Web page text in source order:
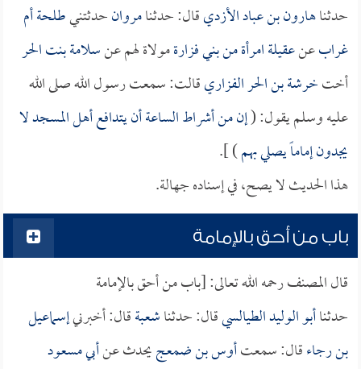
حدثناهارون بن عباد الأزديقال: حدثنامروانحدثتنيطلحة أم
غرابعنعقيلة امرأة من بني فزارةمولاة لهم عنسلامة بنت الحر
أختخرشة بن الحر الفزاريقالت: سمعت رسول الله صلى الله
عليه وسلم يقول: (إن من أشراط الساعة أن يتدافع أهل المسجد لا
يجدون إماماً يصلي بهم) ].
هذا الحديث لا يصح، في إسناده جهالة.
باب من أحق بالإمامة
قال المصنف رحمه الله تعالى: [باب من أحق بالإمامة
حدثناأبو الوليد الطيالسيقال: حدثناشعبةقال: أخبرنيإسماعيل
بن رجاءقال: سمعتأوس بن ضمعجيحدث عنأبي مسعود